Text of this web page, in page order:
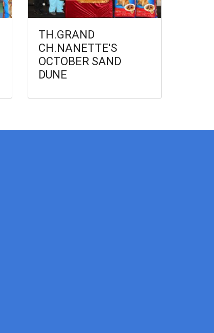
TH.GRAND
CH.NANETTE'S
OCTOBER SAND
DUNE